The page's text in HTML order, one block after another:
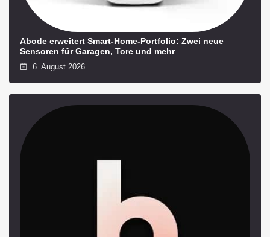
Abode erweitert Smart-Home-Portfolio: Zwei neue
Sensoren für Garagen, Tore und mehr
6. August 2026